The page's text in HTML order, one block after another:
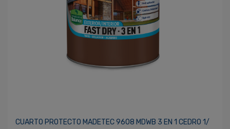
CUARTO PROTECTO MADETEC 9608 MDWB 3 EN 1 CEDRO 1/